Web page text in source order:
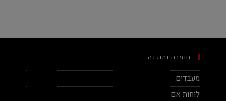
חומרה ותוכנה
מעבדים
לוחות אם